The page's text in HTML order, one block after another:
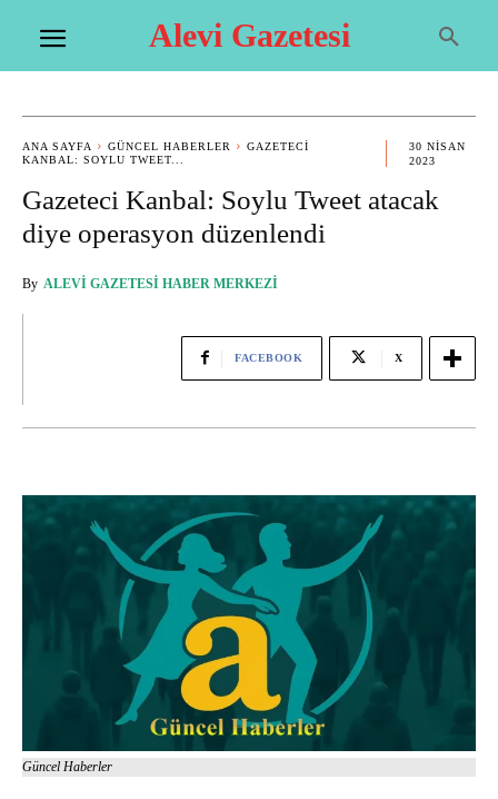
Alevi Gazetesi
ANA SAYFA GÜNCEL HABERLER
GAZETECI
KANBAL: SOYLU TWEET...
30 NISAN
2023
Gazeteci Kanbal: Soylu Tweet atacak
diye operasyon düzenlendi
By ALEVI GAZETESI HABER MERKEZI
FACEBOOK X
Güncel Haberler